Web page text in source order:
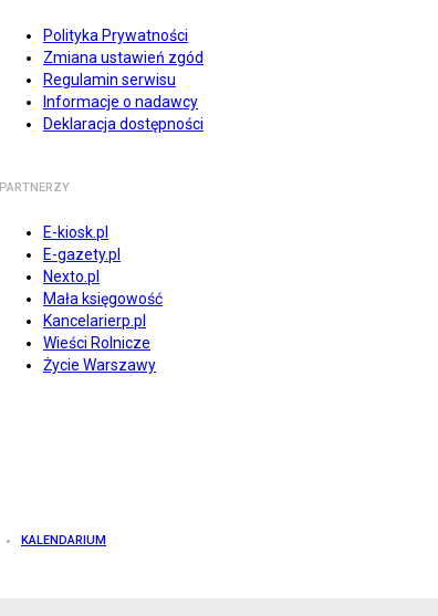
Polityka Prywatności
Zmiana ustawień zgód
Regulamin serwisu
Informacje o nadawcy
Deklaracja dostępności
PARTNERZY
E-kiosk.pl
E-gazety.pl
Nexto.pl
Mała księgowość
Kancelarierp.pl
Wieści Rolnicze
Życie Warszawy
KALENDARIUM